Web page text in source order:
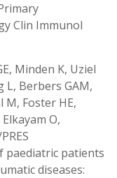
Clin Immunol
Minden K, Uziel
L, Berbers GAM,
M, Foster HE,
O,
paediatric patients
diseases: